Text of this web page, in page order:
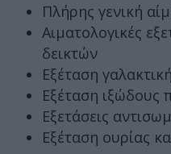
Πλήρης γενική
Αιματολογικές
δεικτών
Εξέταση
Εξέταση ιξώδους
Εξετάσεις
Εξέταση ουρίας